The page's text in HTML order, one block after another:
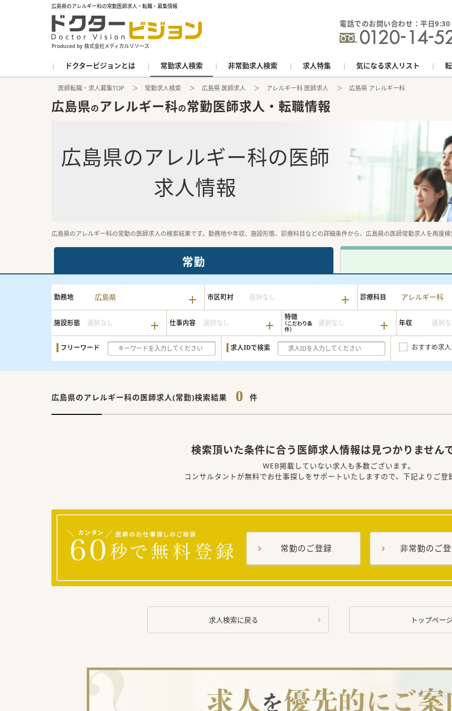
広島県のアレルギー科の常勤医師求人・転職・募集情報
Produced by 株式会社メディカルリソース
電話でのお問い合わせ：平日
ドクタービジョンとは 常勤求人検索 非常勤求人検索 求人特集 気になる求人リスト
医師転職・求人募集TOP 常勤求人検索 広島県 医師求人 アレルギー科 医師求人 広島県 アレルギー科
広島県のアレルギー科の常勤医師求人・転職情報
広島県のアレルギー科の医師
求人情報
広島県のアレルギー科の常勤の医師求人の検索結果です。勤務地や年収、施設形態、診療科目などの詳細条件から、広島県の医師常勤求人を再度検
常勤
勤務地 広島県 市区町村 選択なし 診療科目 アレルギー科
施設形態 選択なし 仕事内容 選択なし
特徴
選択なし 年収 選択
フリーワード 求人IDで検索 おすすめ求
広島県のアレルギー科の医師求人(常勤)検索結果 0 件
検索頂いた条件に合う医師求人情報は見つかりません
WEB掲載していない求人も多数ございます。
コンサルタントが無料でお仕事探しをサポートいたしますので、下記よりご登
常勤のご登録 非常勤のご
求人検索に戻る トップペー